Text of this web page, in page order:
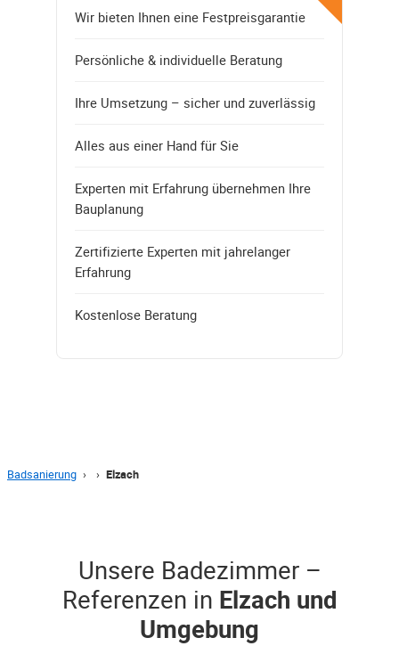
Wir bieten Ihnen eine Festpreisgarantie
Persönliche & individuelle Beratung
Ihre Umsetzung – sicher und zuverlässig
Alles aus einer Hand für Sie
Experten mit Erfahrung übernehmen Ihre
Bauplanung
Zertifizierte Experten mit jahrelanger
Erfahrung
Kostenlose Beratung
Badsanierung › › Elzach
Unsere Badezimmer –
Referenzen in Elzach und
Umgebung